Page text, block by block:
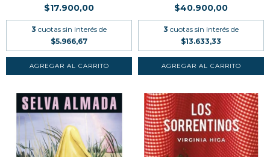
$17.900,00
3 cuotas sin interés de
$5.966,67
$40.900,00
3 cuotas sin interés de
$13.633,33